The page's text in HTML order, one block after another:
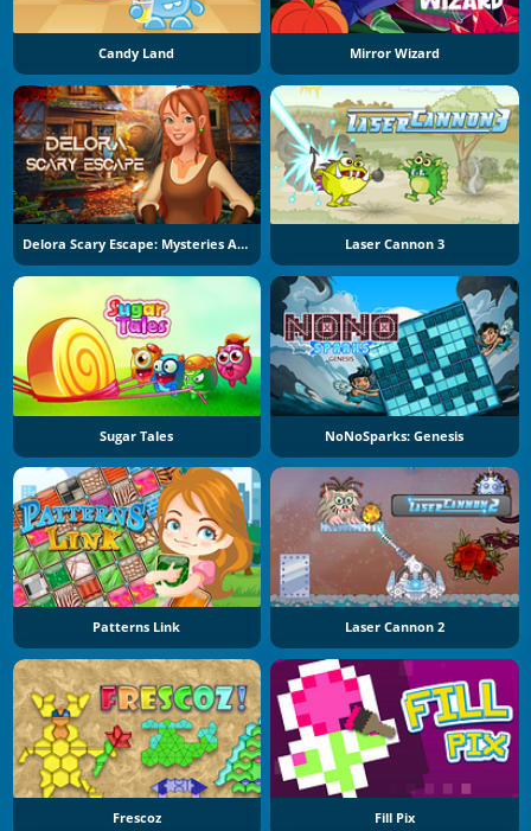
Candy Land Mirror Wizard
Delora Scary Escape: Mysteries Adventure Laser Cannon 3
Sugar Tales NoNoSparks: Genesis
Patterns Link Laser Cannon 2
Frescoz Fill Pix